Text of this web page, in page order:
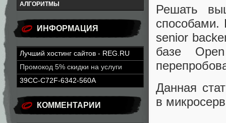
АЛГОРИТМЫ
ИНФОРМАЦИЯ
Лучший хостинг сайтов - REG.RU
Промокод 5% скидки на услуги
39CC-C72F-6342-560A
КОММЕНТАРИИ
Решать
способами.
senior
базе
Данная
в